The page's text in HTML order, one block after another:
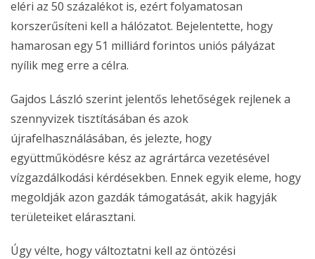
eléri az 50 százalékot is, ezért folyamatosan
korszerűsíteni kell a hálózatot. Bejelentette, hogy
hamarosan egy 51 milliárd forintos uniós pályázat
nyílik meg erre a célra.
Gajdos László szerint jelentős lehetőségek rejlenek a
szennyvizek tisztításában és azok
újrafelhasználásában, és jelezte, hogy
együttműködésre kész az agrártárca vezetésével
vízgazdálkodási kérdésekben. Ennek egyik eleme, hogy
megoldják azon gazdák támogatását, akik hagyják
területeiket elárasztani.
Úgy vélte, hogy változtatni kell az öntözési